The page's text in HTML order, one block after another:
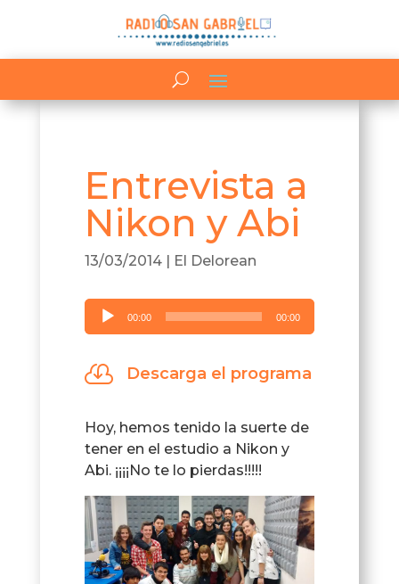
Entrevista a
Nikon y Abi
13/03/2014| El Delorean
Reproductor
de
00:00 00:00
 Descarga el programa
Hoy, hemos tenido la suerte de
tener en el estudio a Nikon y
Abi. ¡¡¡¡No te lo pierdas!!!!!